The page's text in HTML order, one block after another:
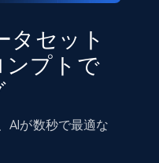
Detailed
policy, and more.
タセット
ンプトで
AIが数秒で最適な